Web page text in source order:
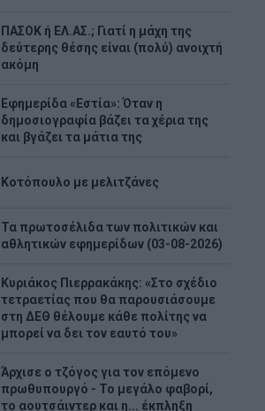
ΠΑΣΟΚ ή ΕΛ.ΑΣ.; Γιατί η μάχη της
δεύτερης θέσης είναι (πολύ) ανοιχτή
ακόμη
Εφημερίδα «Εστία»: Όταν η
δημοσιογραφία βάζει τα χέρια της
και βγάζει τα μάτια της
Κοτόπουλο με μελιτζάνες
Τα πρωτοσέλιδα των πολιτικών και
αθλητικών εφημερίδων (03-08-2026)
Κυριάκος Πιερρακάκης: «Στο σχέδιο
τετραετίας που θα παρουσιάσουμε
στη ΔΕΘ θέλουμε κάθε πολίτης να
μπορεί να δει τον εαυτό του»
Άρχισε ο τζόγος για τον επόμενο
πρωθυπουργό - Το μεγάλο φαβορί,
το αουτσάιντερ και η... έκπληξη